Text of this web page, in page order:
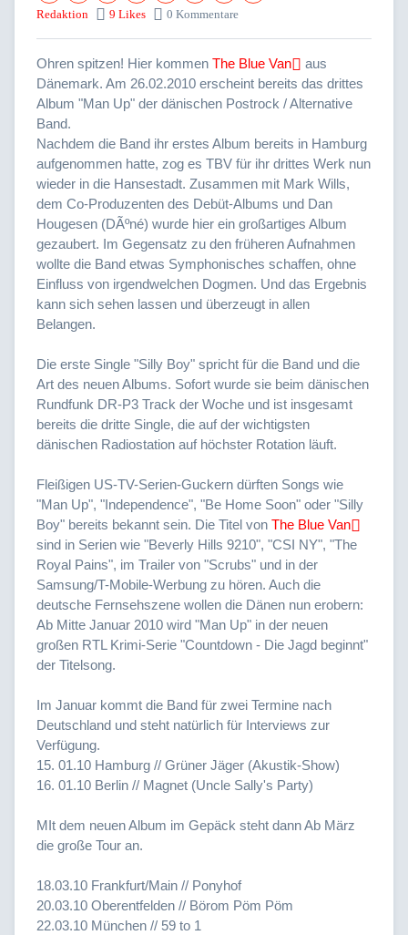
Redaktion
9 Likes 0 Kommentare
Ohren spitzen! Hier kommen The Blue Van
aus
Dänemark. Am 26.02.2010 erscheint bereits das drittes
Album "Man Up" der dänischen Postrock / Alternative
Band.
Nachdem die Band ihr erstes Album bereits in Hamburg
aufgenommen hatte, zog es TBV für ihr drittes Werk nun
wieder in die Hansestadt. Zusammen mit Mark Wills,
dem Co-Produzenten des Debüt-Albums und Dan
Hougesen (DÃºné) wurde hier ein großartiges Album
gezaubert. Im Gegensatz zu den früheren Aufnahmen
wollte die Band etwas Symphonisches schaffen, ohne
Einfluss von irgendwelchen Dogmen. Und das Ergebnis
kann sich sehen lassen und überzeugt in allen
Belangen.
Die erste Single "Silly Boy" spricht für die Band und die
Art des neuen Albums. Sofort wurde sie beim dänischen
Rundfunk DR-P3 Track der Woche und ist insgesamt
bereits die dritte Single, die auf der wichtigsten
dänischen Radiostation auf höchster Rotation läuft.
Fleißigen US-TV-Serien-Guckern dürften Songs wie
"Man Up", "Independence", "Be Home Soon" oder "Silly
Boy" bereits bekannt sein. Die Titel von The Blue Van
sind in Serien wie "Beverly Hills 9210", "CSI NY", "The
Royal Pains", im Trailer von "Scrubs" und in der
Samsung/T-Mobile-Werbung zu hören. Auch die
deutsche Fernsehszene wollen die Dänen nun erobern:
Ab Mitte Januar 2010 wird "Man Up" in der neuen
großen RTL Krimi-Serie "Countdown - Die Jagd beginnt"
der Titelsong.
Im Januar kommt die Band für zwei Termine nach
Deutschland und steht natürlich für Interviews zur
Verfügung.
15. 01.10 Hamburg // Grüner Jäger (Akustik-Show)
16. 01.10 Berlin // Magnet (Uncle Sally's Party)
MIt dem neuen Album im Gepäck steht dann Ab März
die große Tour an.
18.03.10 Frankfurt/Main // Ponyhof
20.03.10 Oberentfelden // Börom Pöm Pöm
22.03.10 München // 59 to 1